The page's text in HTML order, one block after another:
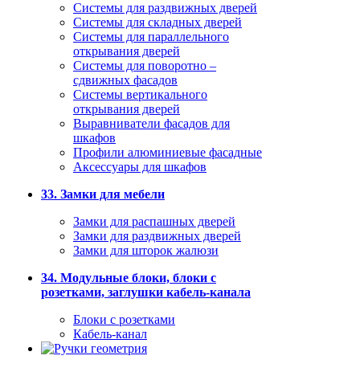
Системы для раздвижных дверей
Системы для складных дверей
Системы для параллельного
открывания дверей
Системы для поворотно –
сдвижных фасадов
Системы вертикального
открывания дверей
Выравниватели фасадов для
шкафов
Профили алюминиевые фасадные
Аксессуары для шкафов
33. Замки для мебели
Замки для распашных дверей
Замки для раздвижных дверей
Замки для шторок жалюзи
34. Модульные блоки, блоки с
розетками, заглушки кабель-канала
Блоки с розетками
Кабель-канал